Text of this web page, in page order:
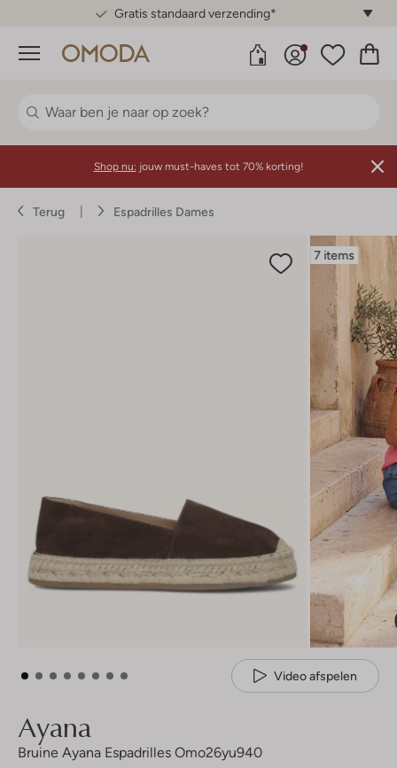
Gratis standaard verzending*
Menu
Shop nu: jouw must-haves tot 70% korting!
Terug Espadrilles Dames
7 items
Video afspelen
Ayana
Bruine Ayana Espadrilles Omo26yu940